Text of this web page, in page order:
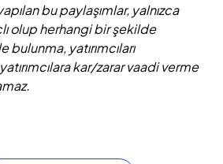
bu paylaşımlar, yalnızca
olup herhangi bir şekilde
bulunma, yatırımcıları
kar/zarar vaadi verme